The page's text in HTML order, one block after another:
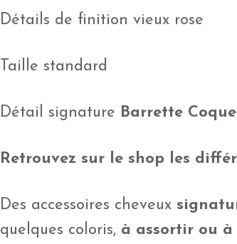
Détails de finition vieux rose
Taille standard
Détail signature Barrette
Retrouvez sur le shop les
Des accessoires cheveux
quelques coloris, à assortir ou à